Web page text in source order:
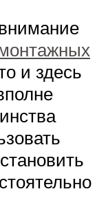
и здесь